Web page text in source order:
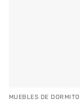
MUEBLES DE